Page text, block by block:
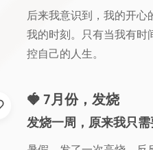
后来我意识到，我的开
我的时刻。只有当我有时
控自己的人生。
🍓 7月份，发烧
发烧一周，原来我只需